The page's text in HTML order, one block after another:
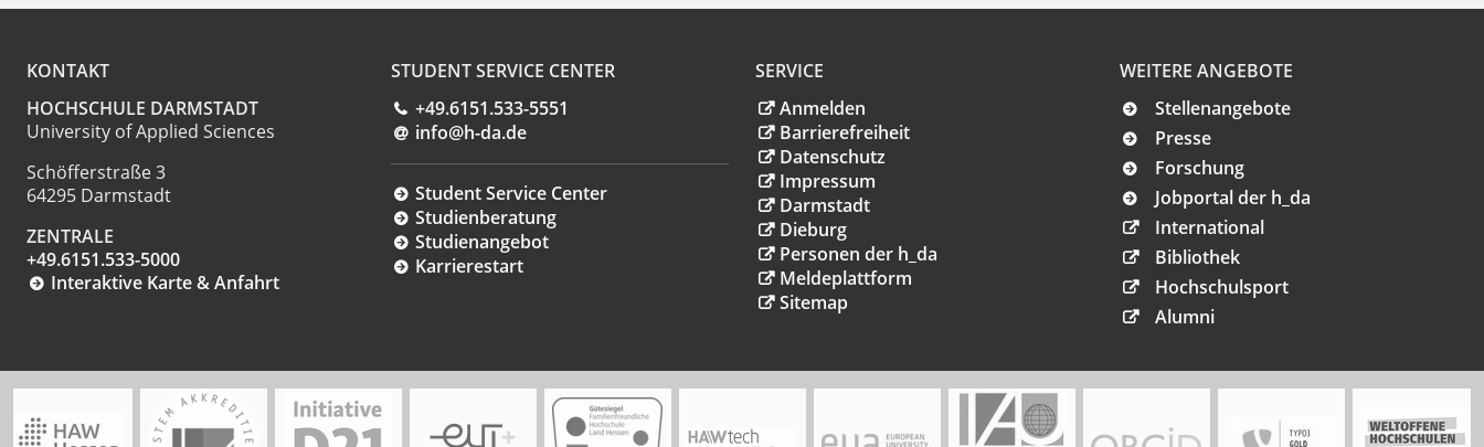
KONTAKT
HOCHSCHULE DARMSTADT
University of Applied Sciences
Schöfferstraße 3
64295 Darmstadt
ZENTRALE
+49.6151.533-5000
Interaktive Karte & Anfahrt
STUDENT SERVICE CENTER
+49.6151.533-5551
info@h-da.de
Student Service Center
Studienberatung
Studienangebot
Karrierestart
SERVICE
Anmelden
Barrierefreiheit
Datenschutz
Impressum
Darmstadt
Dieburg
Personen der h_da
Meldeplattform
Sitemap
WEITERE ANGEBOTE
Stellenangebote
Presse
Forschung
Jobportal der h_da
International
Bibliothek
Hochschulsport
Alumni